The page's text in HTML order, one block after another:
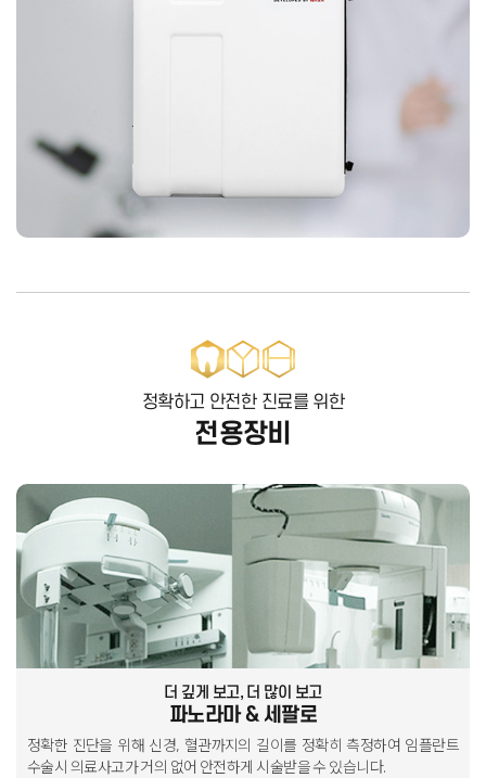
정확하고 안전한 진료를 위한
전용장비
더 깊게 보고, 더 많이 보고
파노라마 & 세팔로
정확한 진단을 위해 신경, 혈관까지의 길이를 정확히 측정하여 임플란트
수술시 의료사고가 거의 없어 안전하게 시술받을 수 있습니다.